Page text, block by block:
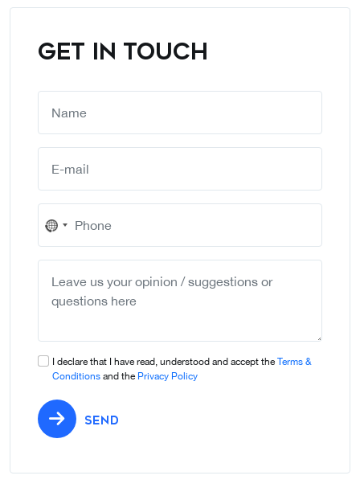
GET IN TOUCH
No
country
I declare that I have read, understood and accept the Terms &
Conditions and the Privacy Policy
SEND